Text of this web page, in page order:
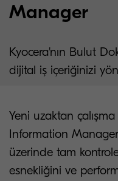
Manager
Kyocera'nın Bulut
dijital iş içeriğinizi
Yeni uzaktan
Information
üzerinde tam
esnekliğini ve